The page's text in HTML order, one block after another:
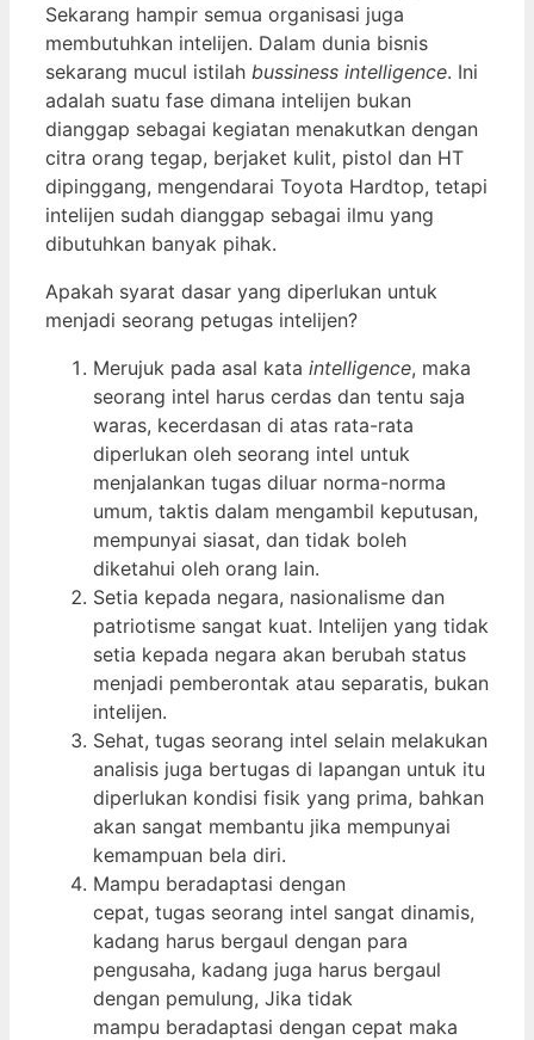
Sekarang hampir semua organisasi juga
membutuhkan intelijen. Dalam dunia bisnis
sekarang mucul istilah bussiness intelligence. Ini
adalah suatu fase dimana intelijen bukan
dianggap sebagai kegiatan menakutkan dengan
citra orang tegap, berjaket kulit, pistol dan HT
dipinggang, mengendarai Toyota Hardtop, tetapi
intelijen sudah dianggap sebagai ilmu yang
dibutuhkan banyak pihak.
Apakah syarat dasar yang diperlukan untuk
menjadi seorang petugas intelijen?
Merujuk pada asal kata intelligence, maka
seorang intel harus cerdas dan tentu saja
waras, kecerdasan di atas rata-rata
diperlukan oleh seorang intel untuk
menjalankan tugas diluar norma-norma
umum, taktis dalam mengambil keputusan,
mempunyai siasat, dan tidak boleh
diketahui oleh orang lain.
Setia kepada negara, nasionalisme dan
patriotisme sangat kuat. Intelijen yang tidak
setia kepada negara akan berubah status
menjadi pemberontak atau separatis, bukan
intelijen.
Sehat, tugas seorang intel selain melakukan
analisis juga bertugas di lapangan untuk itu
diperlukan kondisi fisik yang prima, bahkan
akan sangat membantu jika mempunyai
kemampuan bela diri.
Mampu beradaptasi dengan
cepat, tugas seorang intel sangat dinamis,
kadang harus bergaul dengan para
pengusaha, kadang juga harus bergaul
dengan pemulung, Jika tidak
mampu beradaptasi dengan cepat maka